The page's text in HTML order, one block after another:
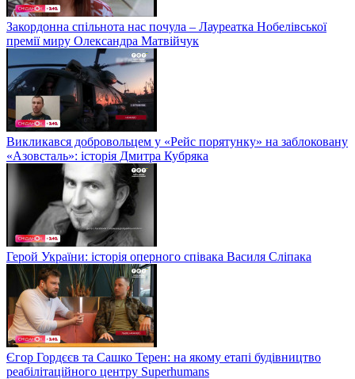
Закордонна спільнота нас почула – Лауреатка Нобелівської
премії миру Олександра Матвійчук
Викликався добровольцем у «Рейс порятунку» на заблоковану
«Азовсталь»: історія Дмитра Кубряка
Герой України: історія оперного співака Василя Сліпака
Єгор Гордєєв та Сашко Терен: на якому етапі будівництво
реабілітаційного центру Superhumans